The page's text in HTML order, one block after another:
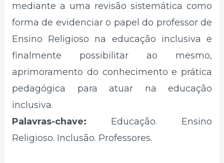
mediante a uma revisão sistemática como
forma de evidenciar o papel do professor de
Ensino Religioso na educação inclusiva e
finalmente possibilitar ao mesmo,
aprimoramento do conhecimento e prática
pedagógica para atuar na educação
inclusiva.
Palavras-chave: Educação. Ensino
Religioso. Inclusão. Professores.